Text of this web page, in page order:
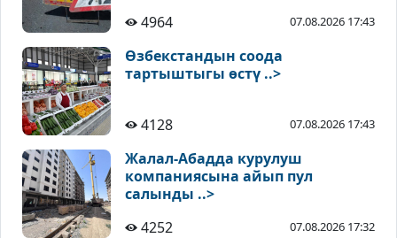
4964 07.08.2026 17:43
Өзбекстандын соода
тартыштыгы өстү ..>
4128 07.08.2026 17:43
Жалал-Абадда курулуш
компаниясына айып пул
салынды ..>
4252
07.08.2026 17:32